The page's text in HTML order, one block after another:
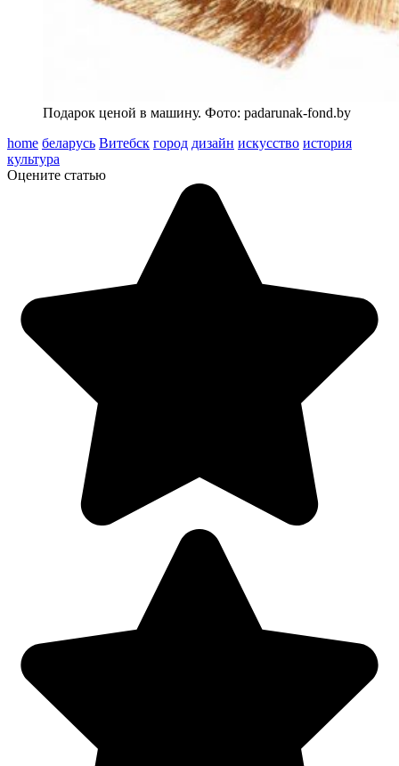
Подарок ценой в машину. Фото: padarunak-fond.by
home беларусь Витебск город дизайн искусство история
культура
Оцените статью